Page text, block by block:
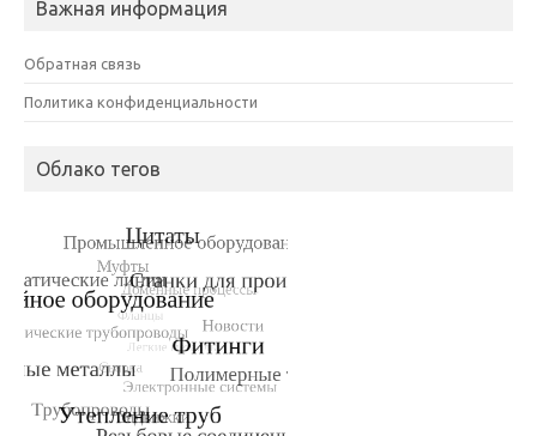
Важная информация
Обратная связь
Политика конфиденциальности
Облако тегов